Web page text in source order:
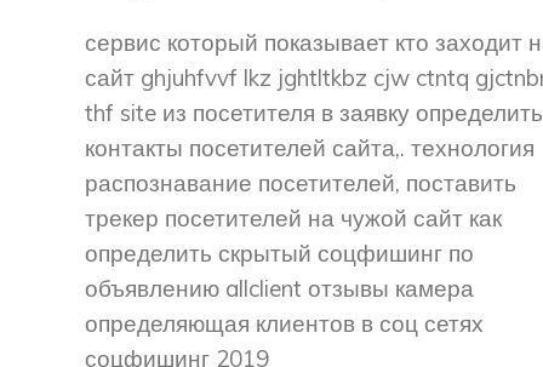
сервис который показывает кто заходит
сайт ghjuhfvvf lkz jghtltkbz cjw ctntq
thf site из посетителя в заявку определить
контакты посетителей сайта,. технология
распознавание посетителей, поставить
трекер посетителей на чужой сайт как
определить скрытый соцфишинг по
объявлению allclient отзывы камера
определяющая клиентов в соц сетях
соцфишинг 2019